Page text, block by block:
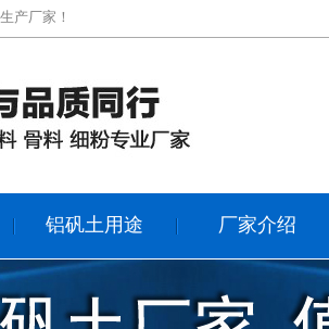
产厂家！
铝矾土用途 厂家介绍